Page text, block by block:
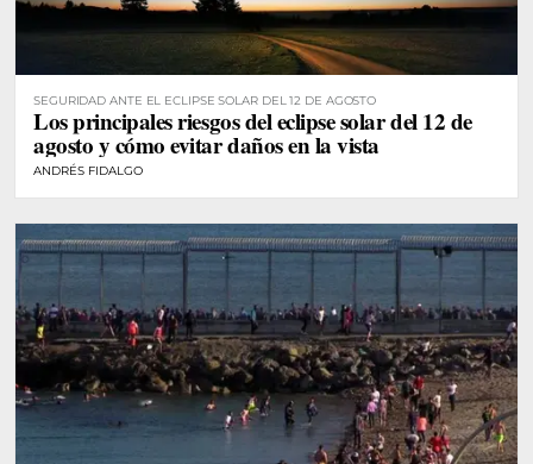
SEGURIDAD ANTE EL ECLIPSE SOLAR DEL 12 DE AGOSTO
Los principales riesgos del eclipse solar del 12 de
agosto y cómo evitar daños en la vista
ANDRÉS FIDALGO